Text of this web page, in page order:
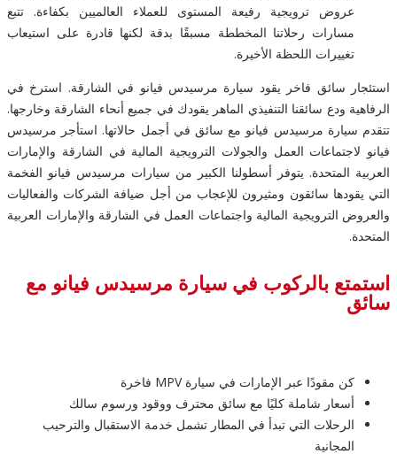
عروض ترويجية رفيعة المستوى للعملاء العالميين بكفاءة. تتبع
مسارات رحلاتنا المخططة مسبقًا بدقة لكنها قادرة على استيعاب
تغييرات اللحظة الأخيرة.
استئجار سائق فاخر يقود سيارة مرسيدس فيانو في الشارقة. استرخ في
الرفاهية ودع سائقنا التنفيذي الماهر يقودك في جميع أنحاء الشارقة وخارجها.
تتقدم سيارة مرسيدس فيانو مع سائق في أجمل حالاتها. استأجر مرسيدس
فيانو لاجتماعات العمل والجولات الترويجية المالية في الشارقة والإمارات
العربية المتحدة. يتوفر أسطولنا الكبير من سيارات مرسيدس فيانو الفخمة
التي يقودها سائقون ومثيرون للإعجاب من أجل ضيافة الشركات والفعاليات
والعروض الترويجية المالية واجتماعات العمل في الشارقة والإمارات العربية
المتحدة.
استمتع بالركوب في سيارة مرسيدس فيانو مع
سائق
كن مقودًا عبر الإمارات في سيارة MPV فاخرة
أسعار شاملة كليًا مع سائق محترف ووقود ورسوم سالك
الرحلات التي تبدأ في المطار تشمل خدمة الاستقبال والترحيب
المجانية